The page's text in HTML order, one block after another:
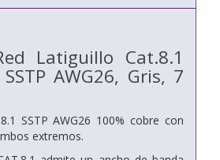
Latiguillo Cat.8.1
AWG26, Gris, 7
SSTP AWG26 100% cobre con
extremos.